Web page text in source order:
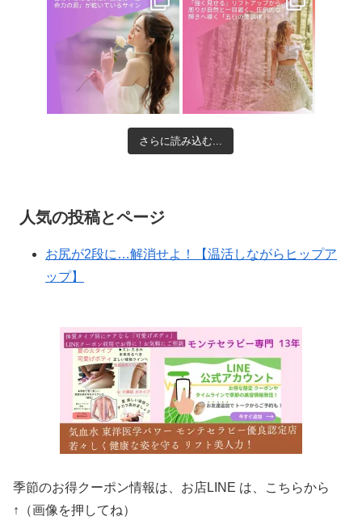
さらに読み込む...
人気の投稿とページ
お尻が2段に…解消せよ！【温活しながらヒップア
ップ】
季節のお得クーポン情報は、お店LINE は、こちらから
↑（画像を押してね）